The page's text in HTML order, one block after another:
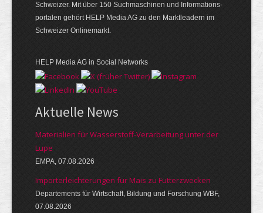
Schweizer. Mit über 150 Suchmaschinen und Informations­
portalen gehört HELP Media AG zu den Marktleadern im
Schweizer Onlinemarkt.
HELP Media AG in Social Networks
Aktuelle News
Materialien für Wasserstoff-Verarbeitung unter der
Lupe
EMPA, 07.08.2026
Importerleichterungen für Mais zu Futterzwecken
Departements für Wirtschaft, Bildung und Forschung WBF,
07.08.2026